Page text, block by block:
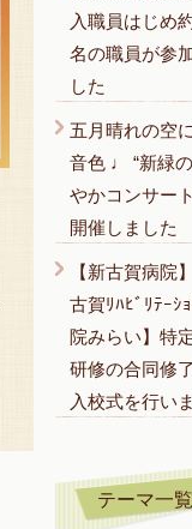
入職員はじめ
名の職員が参
した
五月晴れの空
音色 ♩ “新緑
やかコンサー
開催しました
【新古賀病院
古賀ﾘﾊﾋﾞﾘﾃｰｼ
院みらい】特
研修の合同修
入校式を行い
テーマ一覧